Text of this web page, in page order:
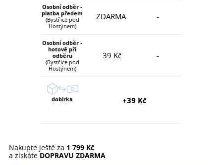
Osobní odběr -
platba předem
(Bystřice pod
Hostýnem)
ZDARMA -
Osobní odběr -
hotově při
odběru
(Bystřice pod
Hostýnem)
39 Kč -
dobírka +39 Kč
Nakupte ještě za 1 799 Kč
a získáte DOPRAVU ZDARMA